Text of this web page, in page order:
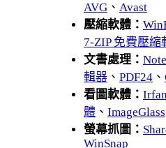
AVG 、 Avast
壓縮軟體：
7-ZIP 免費壓縮
文書處理：
輯器 、 PDF24 、
看圖軟體：
體 、 ImageGlass
螢幕抓圖：
WinSnap